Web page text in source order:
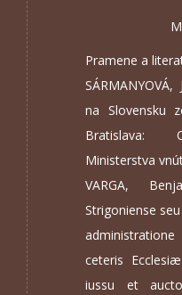
Pramene a
na Slovensku
Bratislava:
Ministerstva
VARGA,
Strigoniense
ceteris
iussu et